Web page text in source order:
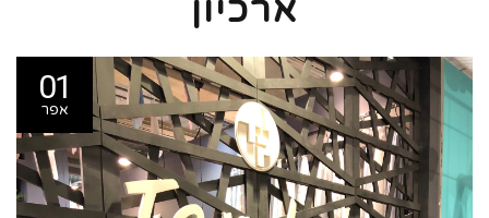
ארכיון
01
אפר